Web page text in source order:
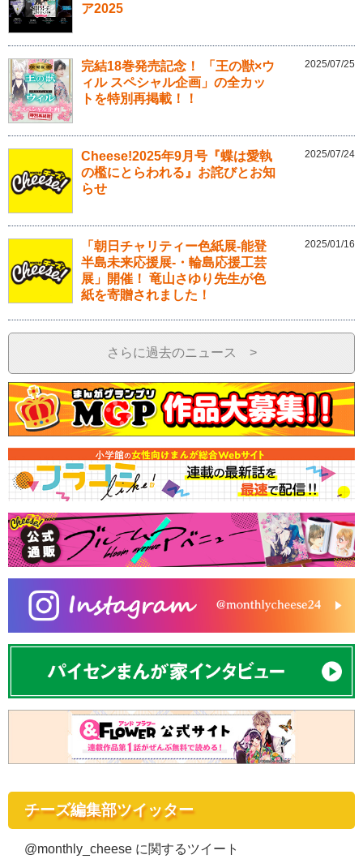
ア2025
完結18巻発売記念！ 「王の獣×ウ
ィル スペシャル企画」の全カッ
トを特別再掲載！！
2025/07/25
Cheese!2025年9月号『蝶は愛執
の檻にとらわれる』お詫びとお知
らせ
2025/07/24
「朝日チャリティー色紙展-能登
半島未来応援展-・輪島応援工芸
展」開催！ 竜山さゆり先生が色
紙を寄贈されました！
2025/01/16
さらに過去のニュース >
チーズ編集部ツイッター
@monthly_cheese に関するツイート